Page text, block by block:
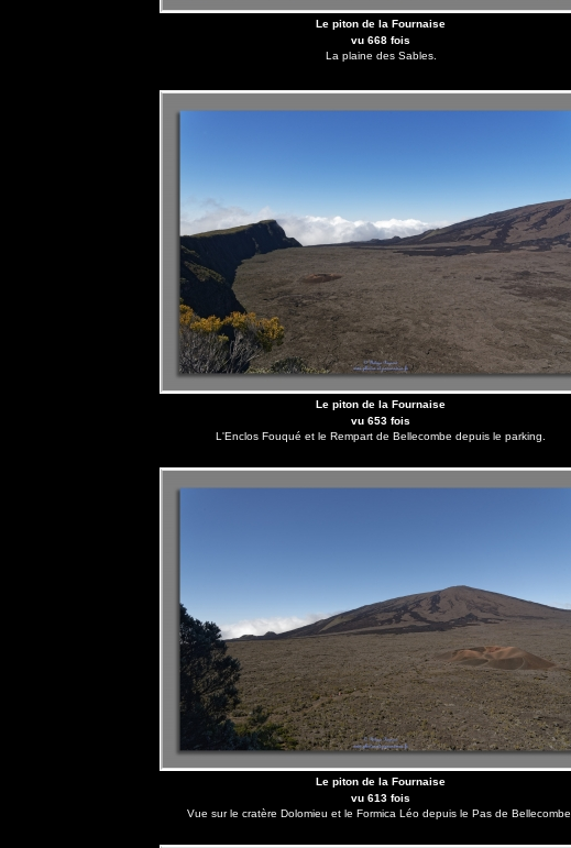
Le piton de la Fournaise
vu 668 fois
La plaine des Sables.
Le piton de la Fournaise
vu 653 fois
L'Enclos Fouqué et le Rempart de Bellecombe depuis le parking.
Le piton de la Fournaise
vu 613 fois
Vue sur le cratère Dolomieu et le Formica Léo depuis le Pas de Bellecombe.